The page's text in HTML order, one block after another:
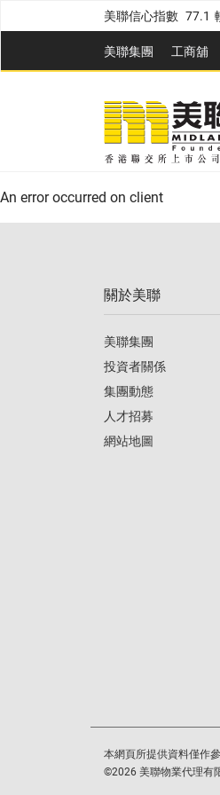
美聯信心指數 77.1
全港樓價指數 149.1
港島樓價指數 157.4
九龍樓價指數 156.4
新界樓價指數 134.8
美聯信心指數 77.1
美聯集團 工商舖
全港樓價指數 149.1
美聯信心指數
An error occurred on client
關於美聯
美聯集團
投資者關係
集團動態
人才招募
網站地圖
本網頁所提供資料僅作
©2026 美聯物業代理有